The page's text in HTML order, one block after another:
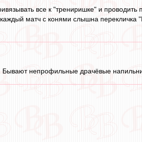
все к "трениришке" и
матч с конями слышна перекличка
непрофильные драчёвые